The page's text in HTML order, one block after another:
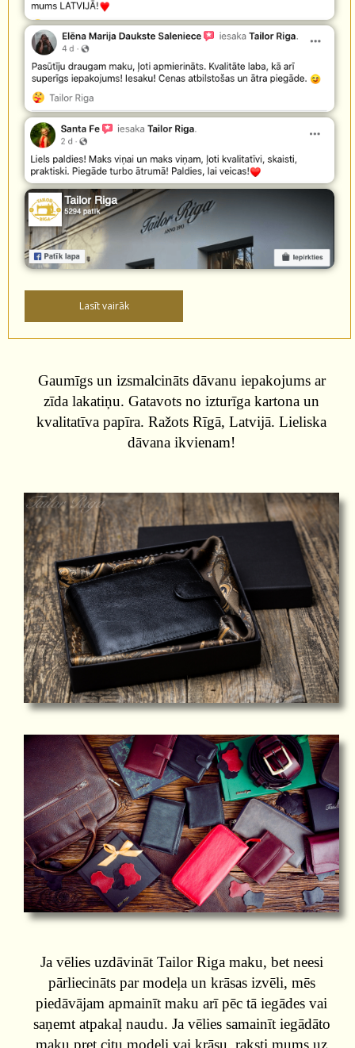
Gaumīgs un izsmalcināts dāvanu iepakojums ar
zīda lakatiņu. Gatavots no izturīga kartona un
kvalitatīva papīra. Ražots Rīgā, Latvijā. Lieliska
dāvana ikvienam!
Ja vēlies uzdāvināt Tailor Riga maku, bet neesi
pārliecināts par modeļa un krāsas izvēli, mēs
piedāvājam apmainīt maku arī pēc tā iegādes vai
saņemt atpakaļ naudu. Ja vēlies samainīt iegādāto
maku pret citu modeli vai krāsu, raksti mums uz